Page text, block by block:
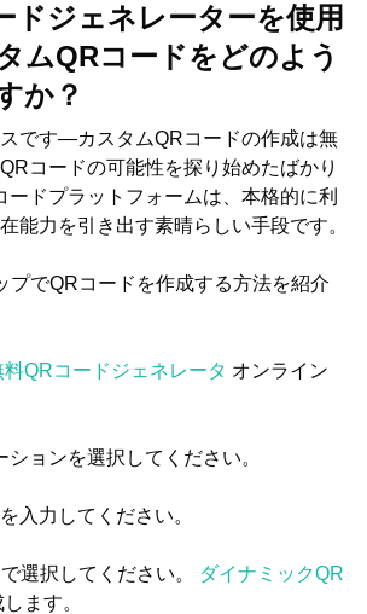
ドジェネレーターを使用
ムQRコードをどのよう
か？
です―カスタムQRコードの作成は無
コードの可能性を探り始めたばかり
ードプラットフォームは、本格的に利
能力を引き出す素晴らしい手段です。
プでQRコードを作成する方法を紹介
料QRコードジェネレータ オンライン
ョンを選択してください。
入力してください。
選択してください。
ダイナミックQR
ます。